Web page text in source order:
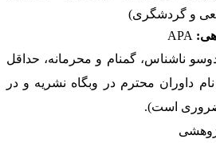
و گردشگری)
APA
ناشناس، گمنام و محرمانه، حداقل
داوران محترم در
وبگاه نشریه و در
است).